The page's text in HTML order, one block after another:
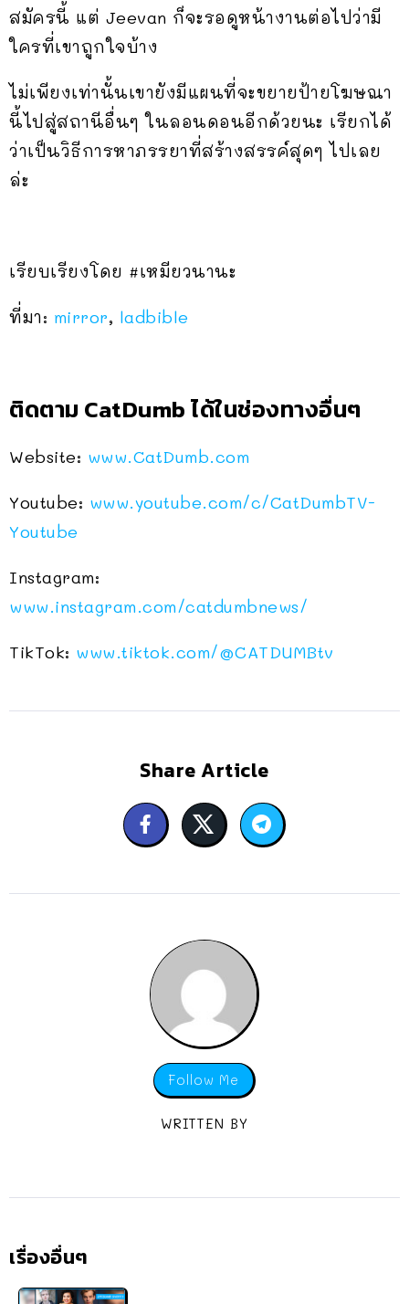
สมัครนี้ แต่ Jeevan ก็จะรอดูหน้างานต่อไปว่ามี
ใครที่เขาถูกใจบ้าง
ไม่เพียงเท่านั้นเขายังมีแผนที่จะขยายป้ายโฆษณา
นี้ไปสู่สถานีอื่นๆ ในลอนดอนอีกด้วยนะ เรียกได้
ว่าเป็นวิธีการหาภรรยาที่สร้างสรรค์สุดๆ ไปเลย
ล่ะ
เรียบเรียงโดย #เหมียวนานะ
ที่มา: mirror, ladbible
ติดตาม CatDumb ได้ในช่องทางอื่นๆ
Website: www.CatDumb.com
Youtube: www.youtube.com/c/CatDumbTV-
Youtube
Instagram:
www.instagram.com/catdumbnews/
TikTok: www.tiktok.com/@CATDUMBtv
Share Article
Follow Me
WRITTEN BY
เรื่องอื่นๆ